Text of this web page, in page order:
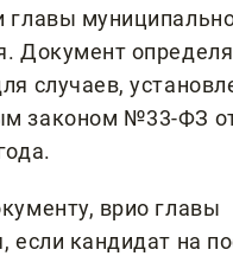
главы
Документ
случаев,
законом №33-ФЗ
врио главы
если кандидат на